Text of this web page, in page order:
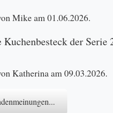
Mike am 01.06.2026.
der
Katherina am 09.03.2026.